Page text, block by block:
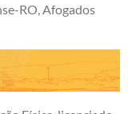
RO, Afogados